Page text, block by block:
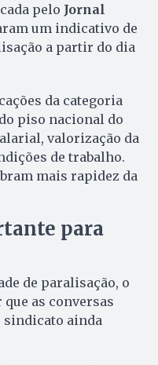
pelo Jornal
um indicativo de
a partir do dia
da categoria
piso nacional do
valorização da
de trabalho.
mais rapidez da
para
de paralisação, o
as conversas
sindicato ainda